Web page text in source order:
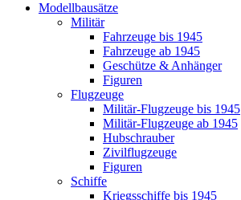
Modellbausätze
Militär
Fahrzeuge bis 1945
Fahrzeuge ab 1945
Geschütze & Anhänger
Figuren
Flugzeuge
Militär-Flugzeuge bis 1945
Militär-Flugzeuge ab 1945
Hubschrauber
Zivilflugzeuge
Figuren
Schiffe
Kriegsschiffe bis 1945